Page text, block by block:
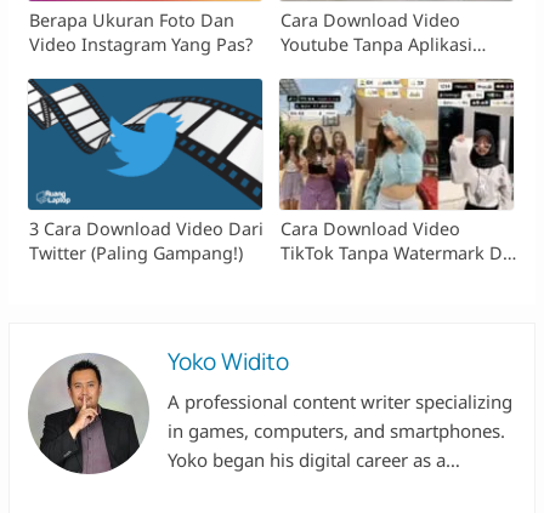
Berapa Ukuran Foto Dan
Video Instagram Yang Pas?
Cara Download Video
Youtube Tanpa Aplikasi
3 Cara Download Video Dari
Twitter (paling Gampang!)
Cara Download Video
TikTok Tanpa Watermark Di
Yoko Widito
A professional content writer specializing
in games, computers, and smartphones.
Yoko began his digital career as a